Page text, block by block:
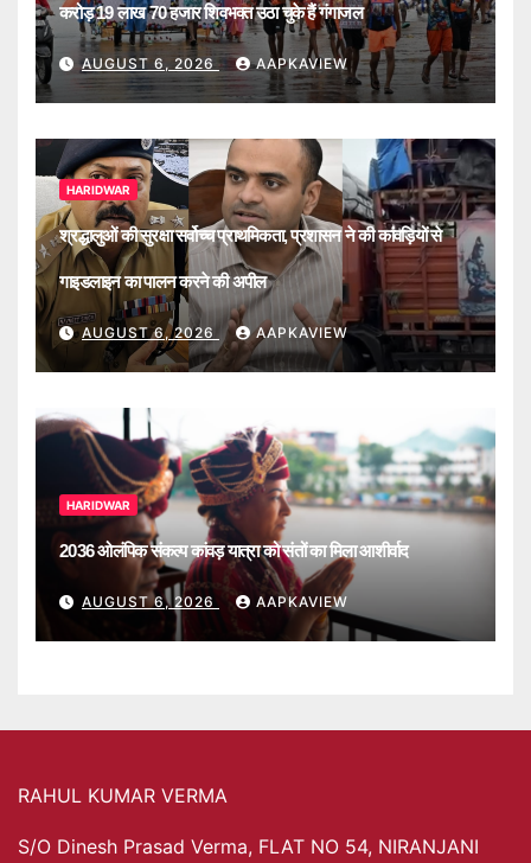
करोड़ 19 लाख 70 हजार शिवभक्त उठा चुके हैं गंगाजल
AUGUST 6, 2026 AAPKAVIEW
HARIDWAR
श्रद्धालुओं की सुरक्षा सर्वोच्च प्राथमिकता, प्रशासन ने की कांवड़ियों से
गाइडलाइन का पालन करने की अपील
AUGUST 6, 2026 AAPKAVIEW
HARIDWAR
2036 ओलंपिक संकल्प कांवड़ यात्रा को संतों का मिला आशीर्वाद
AUGUST 6, 2026 AAPKAVIEW
RAHUL KUMAR VERMA
S/O Dinesh Prasad Verma, FLAT NO 54, NIRANJANI